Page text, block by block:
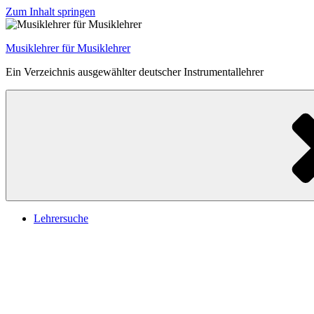
Zum Inhalt springen
Musiklehrer für Musiklehrer
Ein Verzeichnis ausgewählter deutscher Instrumentallehrer
Lehrersuche